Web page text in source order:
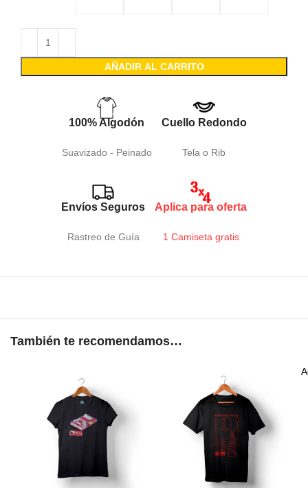
AÑADIR AL CARRITO
100% Algodón
Suavizado - Peinado
Cuello Redondo
Tela o Rib
Envíos Seguros
Rastreo de Guía
Aplica para oferta
1 Camiseta gratis
También te recomendamos…